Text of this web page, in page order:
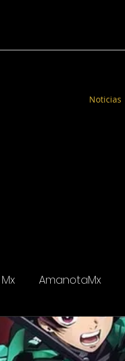
Noticias
AmanotaMx
Salud & bienestar